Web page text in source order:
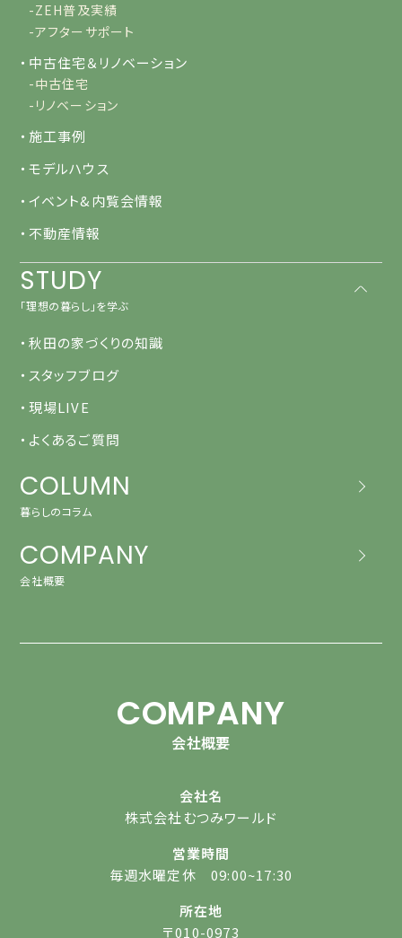
-ZEH普及実績
-アフターサポート
・中古住宅＆リノベーション
-中古住宅
-リノベーション
・施工事例
・モデルハウス
・イベント&内覧会情報
・不動産情報
STUDY
「理想の暮らし」を学ぶ
・秋田の家づくりの知識
・スタッフブログ
・現場LIVE
・よくあるご質問
COLUMN
暮らしのコラム
COMPANY
会社概要
COMPANY
会社概要
会社名
株式会社むつみワールド
営業時間
毎週水曜定休 09:00~17:30
所在地
〒010-0973